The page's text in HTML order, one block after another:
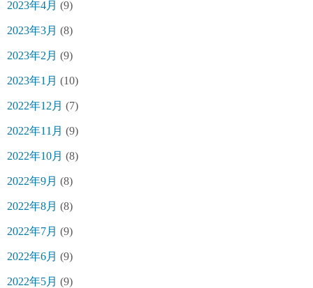
2023年4月 (9)
2023年3月 (8)
2023年2月 (9)
2023年1月 (10)
2022年12月 (7)
2022年11月 (9)
2022年10月 (8)
2022年9月 (8)
2022年8月 (8)
2022年7月 (9)
2022年6月 (9)
2022年5月 (9)